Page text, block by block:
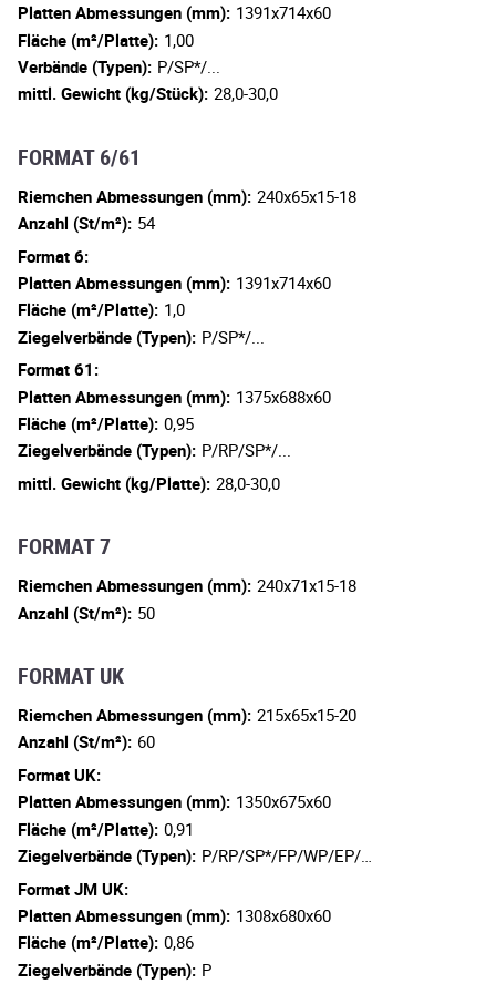
Platten Abmessungen (mm): 1391x714x60
Fläche (m²/Platte): 1,00
Verbände (Typen): P/SP*/...
mittl. Gewicht (kg/Stück): 28,0-30,0
FORMAT 6/61
Riemchen Abmessungen (mm): 240x65x15-18
Anzahl (St/m²): 54
Format 6:
Platten Abmessungen (mm): 1391x714x60
Fläche (m²/Platte): 1,0
Ziegelverbände (Typen): P/SP*/...
Format 61:
Platten Abmessungen (mm): 1375x688x60
Fläche (m²/Platte): 0,95
Ziegelverbände (Typen): P/RP/SP*/...
mittl. Gewicht (kg/Platte): 28,0-30,0
FORMAT 7
Riemchen Abmessungen (mm): 240x71x15-18
Anzahl (St/m²): 50
FORMAT UK
Riemchen Abmessungen (mm): 215x65x15-20
Anzahl (St/m²): 60
Format UK:
Platten Abmessungen (mm): 1350x675x60
Fläche (m²/Platte): 0,91
Ziegelverbände (Typen): P/RP/SP*/FP/WP/EP/…
Format JM UK:
Platten Abmessungen (mm): 1308x680x60
Fläche (m²/Platte): 0,86
Ziegelverbände (Typen): P